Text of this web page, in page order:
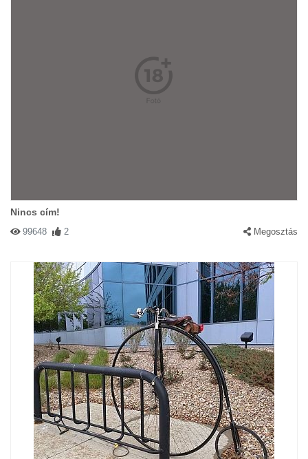
Nincs cím!
99648 2 Megosztás